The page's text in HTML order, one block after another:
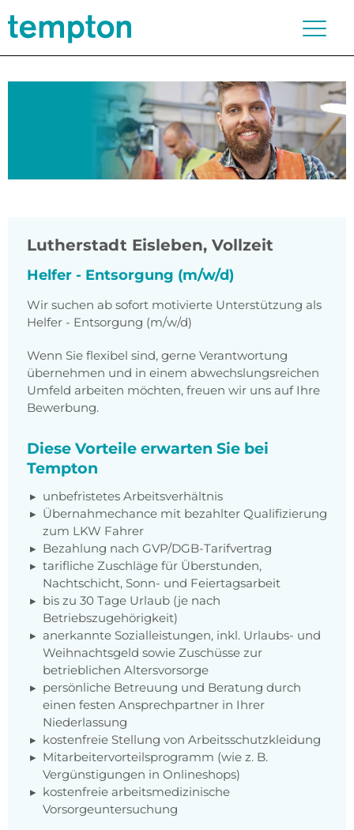
Lutherstadt Eisleben, Vollzeit
Helfer - Entsorgung (m/w/d)
Wir suchen ab sofort motivierte Unterstützung als
Helfer - Entsorgung (m/w/d)
Wenn Sie flexibel sind, gerne Verantwortung
übernehmen und in einem abwechslungsreichen
Umfeld arbeiten möchten, freuen wir uns auf Ihre
Bewerbung.
Diese Vorteile erwarten Sie bei
Tempton
unbefristetes Arbeitsverhältnis
Übernahmechance mit bezahlter Qualifizierung
zum LKW Fahrer
Bezahlung nach GVP/DGB-Tarifvertrag
tarifliche Zuschläge für Überstunden,
Nachtschicht, Sonn- und Feiertagsarbeit
bis zu 30 Tage Urlaub (je nach
Betriebszugehörigkeit)
anerkannte Sozialleistungen, inkl. Urlaubs- und
Weihnachtsgeld sowie Zuschüsse zur
betrieblichen Altersvorsorge
persönliche Betreuung und Beratung durch
einen festen Ansprechpartner in Ihrer
Niederlassung
kostenfreie Stellung von Arbeitsschutzkleidung
Mitarbeitervorteilsprogramm (wie z. B.
Vergünstigungen in Onlineshops)
kostenfreie arbeitsmedizinische
Vorsorgeuntersuchung